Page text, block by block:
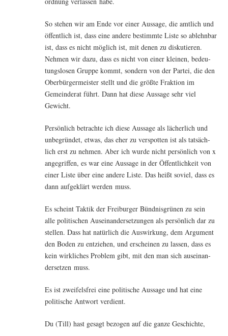
So ste­hen wir am Ende vor einer Aus­sa­ge, die amt­lich und
öffent­lich ist, dass eine ande­re bestimm­te Lis­te so ablehn­bar
ist, dass es nicht mög­lich ist, mit denen zu dis­ku­tie­ren.
Neh­men wir dazu, dass es nicht von einer klei­nen, bedeu­
tungs­lo­sen Grup­pe kommt, son­dern von der Par­tei, die den
Ober­bür­ger­meis­ter stellt und die größ­te Frak­ti­on im
Gemein­de­rat führt. Dann hat die­se Aus­sa­ge sehr viel
Gewicht.
Per­sön­lich betrach­te ich die­se Aus­sa­ge als lächer­lich und
unbe­grün­det, etwas, das eher zu ver­spot­ten ist als tat­säch­
lich erst zu neh­men. Aber ich wur­de nicht per­sön­lich von x
ange­grif­fen, es war eine Aus­sa­ge in der Öffent­lich­keit von
einer Lis­te über eine ande­re Lis­te. Das heißt soviel, dass es
dann auf­ge­klärt wer­den muss.
Es scheint Tak­tik der Frei­bur­ger Bünd­nis­grü­nen zu sein
alle poli­ti­schen Aus­ein­an­der­set­zun­gen als per­sön­lich dar zu
stel­len. Dass hat natür­lich die Aus­wir­kung, dem Argu­ment
den Boden zu ent­zie­hen, und erschei­nen zu las­sen, dass es
kein wirk­li­ches Pro­blem gibt, mit den man sich aus­ein­an­
der­set­zen muss.
Es ist zwei­fels­frei eine poli­ti­sche Aus­sa­ge und hat eine
poli­ti­sche Ant­wort verdient.
Du (Till) hast gesagt bezo­gen auf die gan­ze Geschichte,